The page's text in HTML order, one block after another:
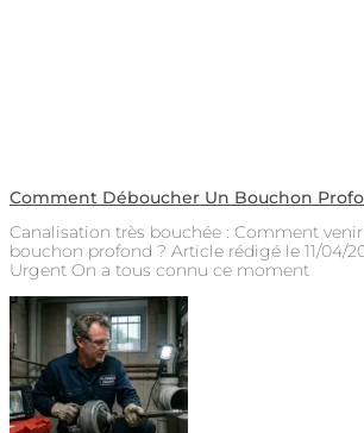
Comment Déboucher Un Bouchon
Canalisation très bouchée : Comment venir
bouchon profond ? Article rédigé le 11/04/
Urgent On a tous connu ce moment